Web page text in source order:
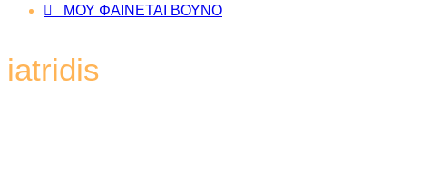
ΜΟΥ ΦΑΙΝΕΤΑΙ ΒΟΥΝΟ
iatridis